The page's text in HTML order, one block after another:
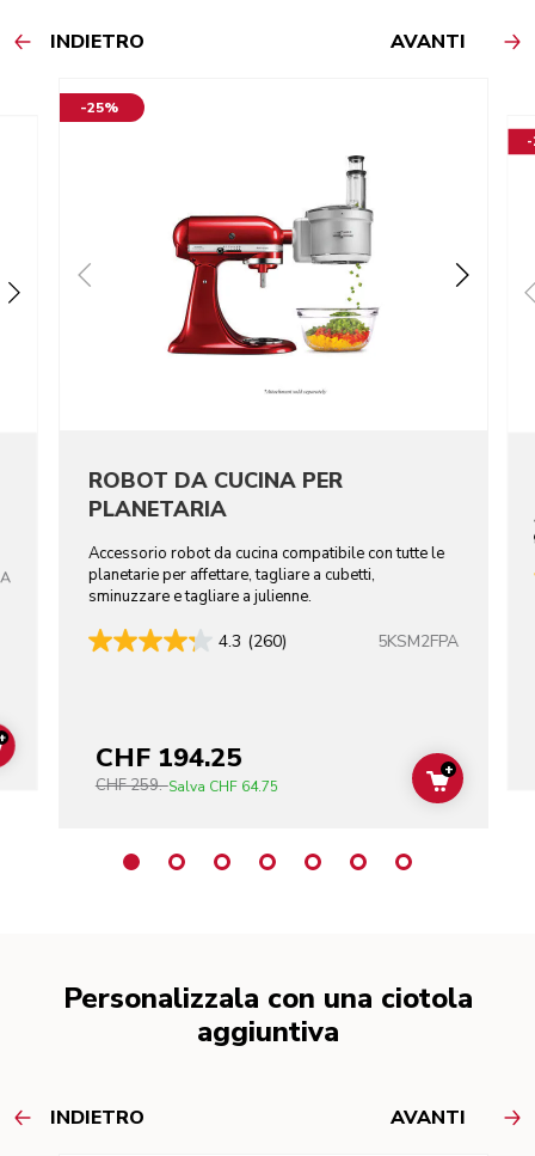
INDIETRO AVANTI
ADD TO CART
-25%
ROBOT DA CUCINA PER
PLANETARIA
Accessorio robot da cucina compatibile con tutte le
planetarie per affettare, tagliare a cubetti,
sminuzzare e tagliare a julienne.
4.3 (260) 5KSM2FPA
CHF 194.25
CHF 259.-Salva CHF 64.75 ADD TO
+
-
Personalizzala con una ciotola
aggiuntiva
INDIETRO AVANTI